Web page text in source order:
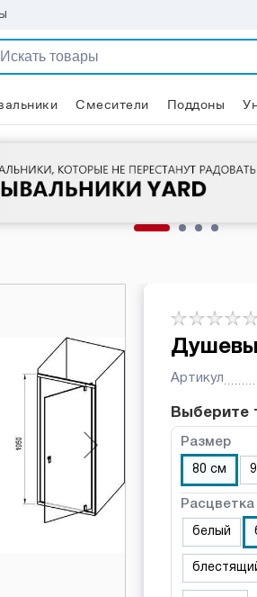
Смесители Поддоны
Артикул
Выберите
Размер
80 см
Расцветка
белый